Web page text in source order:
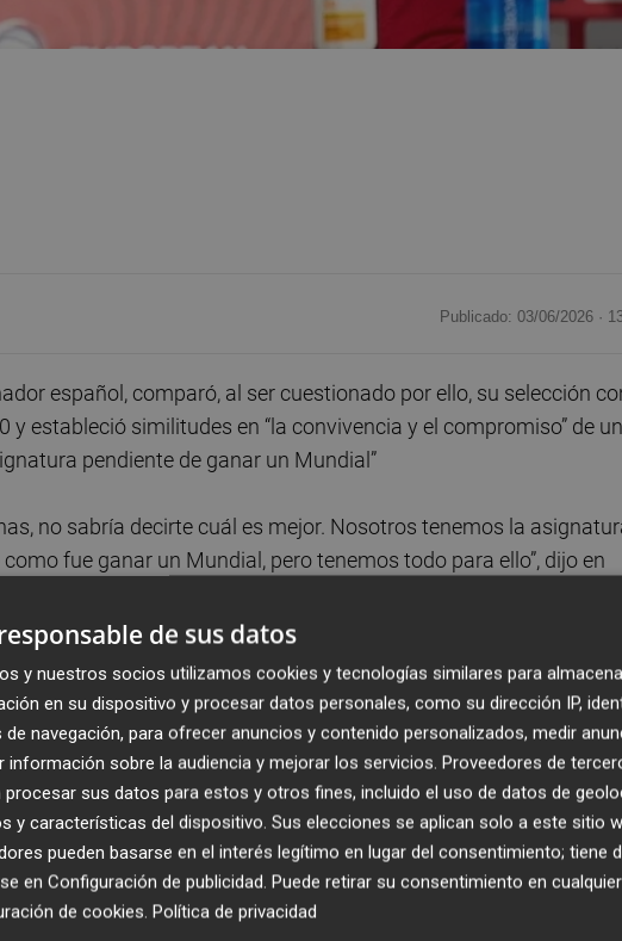
Publicado: 03/06/2026 ·
español, comparó, al ser cuestionado por ello, su selección
estableció similitudes en “la convivencia y el compromiso” de
pendiente de ganar un Mundial”
no sabría decirte cuál es mejor. Nosotros tenemos la
fue ganar un Mundial, pero tenemos todo para ello”, dijo en
y compromiso. Vicente del Bosque me cuenta muchas
la actual”, añadió.
“muy feliz” de poder ser seleccionador de España en un
la ilusión de cualquier entrenador. Estoy feliz. Y porque veo a un
y una ilusión muy grande. Tenemos ganas de estar allí”,
en los pronósticos, condición que también le otorga la
de sus datos
y nuestros socios utilizamos cookies y tecnologías similares para
en su dispositivo y procesar datos personales, como su dirección IP,
de navegación, para ofrecer anuncios y contenido personalizados, medir
información sobre la audiencia y mejorar los servicios. Proveedores de
procesar sus datos para estos y otros fines, incluido el uso de datos de
y características del dispositivo. Sus elecciones se aplican solo a este sitio
pueden basarse en el interés legítimo en lugar del consentimiento; tiene
en Configuración de publicidad. Puede retirar su consentimiento en
de cookies. Política de privacidad